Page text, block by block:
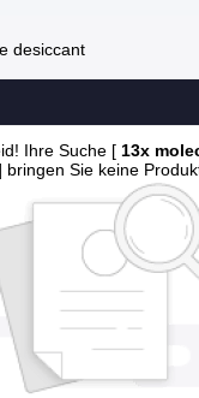
]
0
desiccant
Ihre Suche [ 13x
bringen Sie keine